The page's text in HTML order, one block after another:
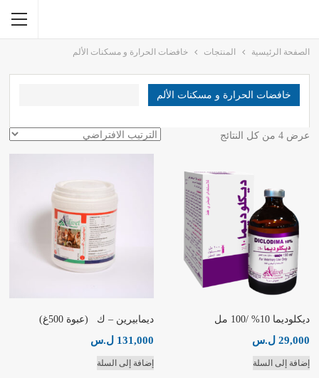
الصفحة الرئيسية المنتجات خافضات الحرارة و مسكنات الألم
خافضات الحرارة و مسكنات الألم
عرض ⁦4⁩ من كل النتائج
ديكلوديما 10% /100 مل
29,000 ل.س
إضافة إلى السلة
ديمابيرين – ك (عبوة 500غ)
131,000 ل.س
إضافة إلى السلة